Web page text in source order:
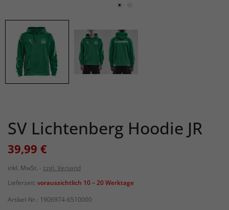
SV Lichtenberg Hoodie JR
39,99 €
inkl. MwSt.
zzgl. Versand
Lieferzeit: voraussichtlich 10 – 20 Werktage
Artikel-Nr.: 1906974-6510000